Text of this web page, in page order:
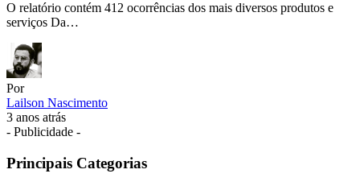
O relatório contém 412 ocorrências dos mais diversos produtos e
serviços Da…
Por
Lailson Nascimento
3 anos atrás
- Publicidade -
Principais Categorias